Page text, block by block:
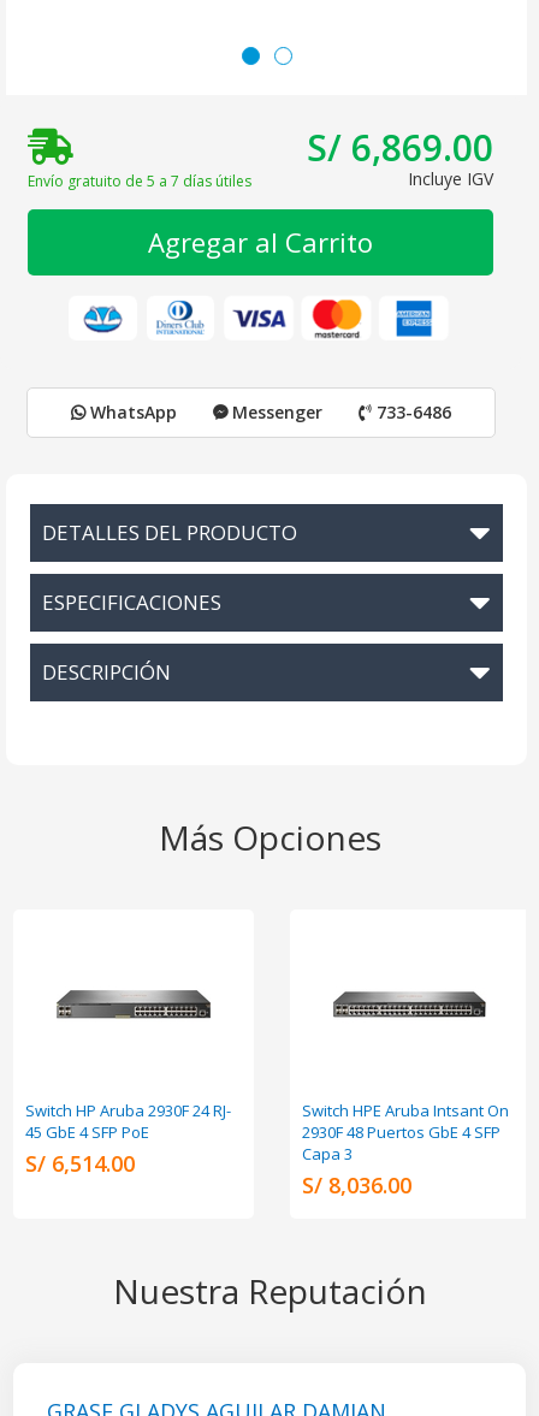
Envío gratuito de 5 a 7 días útiles
S/ 6,869.00
Incluye IGV
Agregar al Carrito
WhatsApp Messenger 733-6486
DETALLES DEL PRODUCTO
ESPECIFICACIONES
DESCRIPCIÓN
Más Opciones
Switch HP Aruba 2930F 24 RJ-
45 GbE 4 SFP PoE
S/ 6,514.00
Switch HPE Aruba Intsant On
2930F 48 Puertos GbE 4 SFP
Capa 3
S/ 8,036.00
Nuestra Reputación